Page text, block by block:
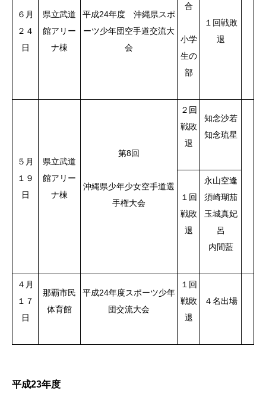
６月
２４
日
県立武道
館アリー
ナ棟
平成24年度 沖縄県スポ
ーツ少年団空手道交流大
会
合
小学
生の
部
１回戦敗
退
５月
１９
日
県立武道
館アリー
ナ棟
第8回
沖縄県少年少女空手道選
手権大会
２回
戦敗
退
知念沙若
知念琉星
１回
戦敗
退
永山空逢
須崎瑚茄
玉城真妃
呂
内間藍
４月
１７
日
那覇市民
体育館
平成24年度スポーツ少年
団交流大会
１回
戦敗
退
４名出場
平成23年度